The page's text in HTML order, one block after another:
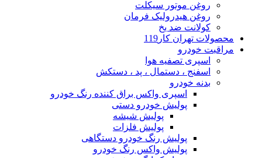
روغن موتور سیکلت
روغن هیدرولیک فرمان
کولانت ضد یخ
محصولات تهران کار119
مراقبت خودرو
اسپری تصفیه هوا
اسفنج ، دستمال ، پد ، دستکش
بدنه خودرو
اسپری واکس براق کننده رنگ خودرو
پولیش خودرو دستی
پولیش شیشه
پولیش فلزات
پولیش رنگ خودرو دستگاهی
پولیش واکس رنگ خودرو